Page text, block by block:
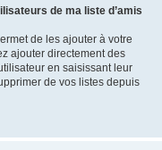
de ma liste d’amis
de les ajouter à votre
ajouter directement des
en saisissant leur
de vos listes depuis